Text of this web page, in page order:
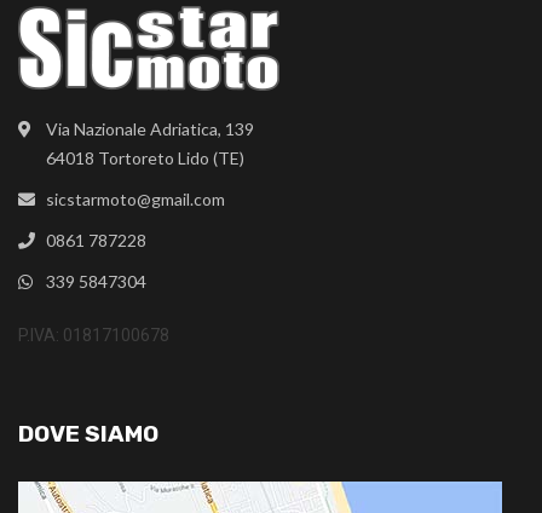
Via Nazionale Adriatica, 139
64018 Tortoreto Lido (TE)
sicstarmoto@gmail.com
0861 787228
339 5847304
P.IVA: 01817100678
DOVE SIAMO